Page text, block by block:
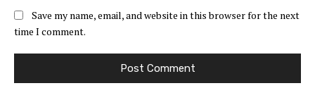
Save my name, email, and website in this browser for the next
time I comment.